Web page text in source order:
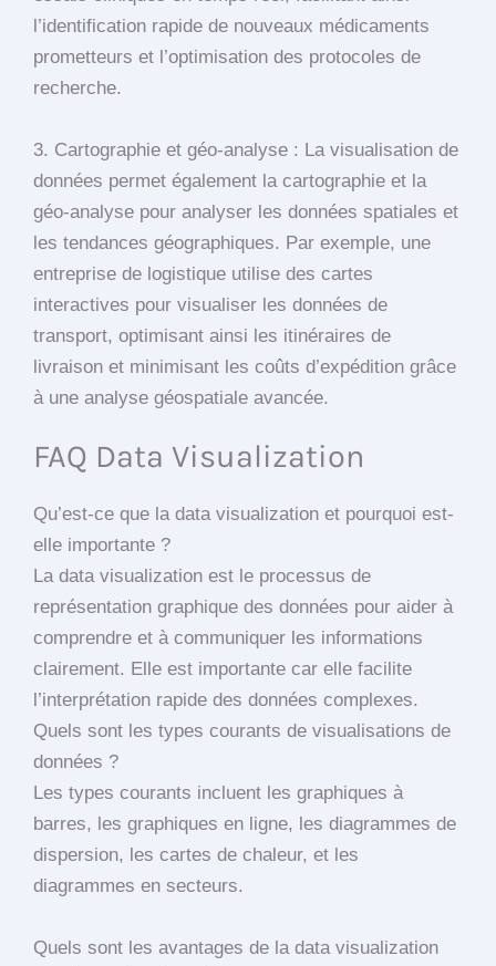
l’identification rapide de nouveaux médicaments
prometteurs et l’optimisation des protocoles de
recherche.
3. Cartographie et géo-analyse : La visualisation de
données permet également la cartographie et la
géo-analyse pour analyser les données spatiales et
les tendances géographiques. Par exemple, une
entreprise de logistique utilise des cartes
interactives pour visualiser les données de
transport, optimisant ainsi les itinéraires de
livraison et minimisant les coûts d’expédition grâce
à une analyse géospatiale avancée.
FAQ Data Visualization
Qu’est-ce que la data visualization et pourquoi est-
elle importante ?
La data visualization est le processus de
représentation graphique des données pour aider à
comprendre et à communiquer les informations
clairement. Elle est importante car elle facilite
l’interprétation rapide des données complexes.
Quels sont les types courants de visualisations de
données ?
Les types courants incluent les graphiques à
barres, les graphiques en ligne, les diagrammes de
dispersion, les cartes de chaleur, et les
diagrammes en secteurs.
Quels sont les avantages de la data visualization